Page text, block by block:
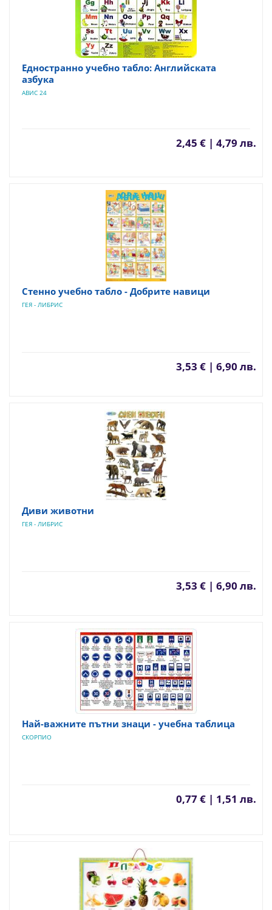
Едностранно учебно табло: Английската
азбука
АВИС 24
2,45 € | 4,79 лв.
Стенно учебно табло - Добрите навици
ГЕЯ - ЛИБРИС
3,53 € | 6,90 лв.
Диви животни
ГЕЯ - ЛИБРИС
3,53 € | 6,90 лв.
Най-важните пътни знаци - учебна таблица
СКОРПИО
0,77 € | 1,51 лв.